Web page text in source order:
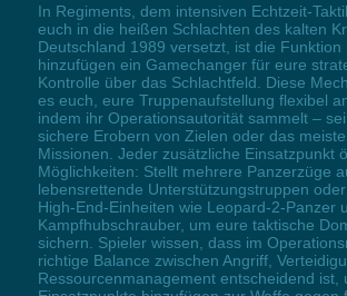
In Regiments, dem intensiven Echtzeit-
euch in die heißen Schlachten des kalten
Deutschland 1989 versetzt, ist die Funktion
hinzufügen ein Gamechanger für eure
Kontrolle über das Schlachtfeld. Diese
es euch, eure Truppenaufstellung flexibel
indem ihr Operationsautorität sammelt –
sichere Erobern von Zielen oder das
Missionen. Jeder zusätzliche Einsatzpunkt
Möglichkeiten: Stellt mehrere Panzerzüge
lebensrettende Unterstützungstruppen
High-End-Einheiten wie Leopard-2-Panzer
Kampfhubschrauber, um eure taktische
sichern. Spieler wissen, dass im
richtige Balance zwischen Angriff,
Ressourcenmanagement entscheidend ist,